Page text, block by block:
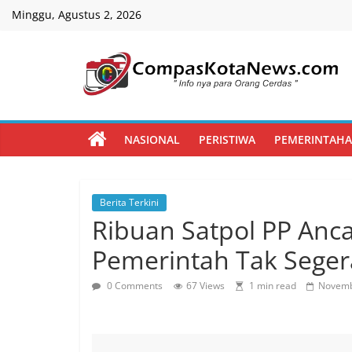
SkipMinggu, Agustus 2, 2026
Compas
Kota
CompasKotaNews.com
Hadir
untuk
memberikan
informasi
NASIONAL PERISTIWA
Berita Terkini
Ribuan Satpol PP
Pemerintah Tak
0 Comments 67 Views 1 min read